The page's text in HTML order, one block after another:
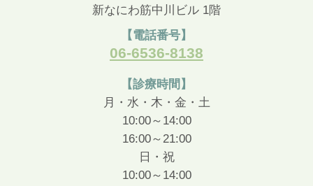
新なにわ筋中川ビル 1階
【電話番号】
06-6536-8138
【診療時間】
月・水・木・金・土
10:00～14:00
16:00～21:00
日・祝
10:00～14:00